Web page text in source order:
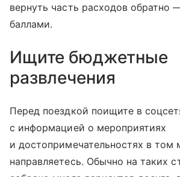
вернуть часть расходов обратно
баллами.
Ищите бюджетные
развлечения
Перед поездкой поищите в
с информацией о мероприятиях
и достопримечательностях в том
направляетесь. Обычно на таких